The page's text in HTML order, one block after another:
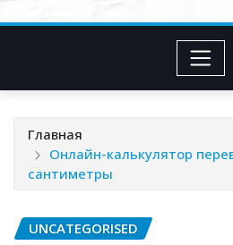
Главная
Онлайн-калькулятор
сантиметры
UNCATEGORISED